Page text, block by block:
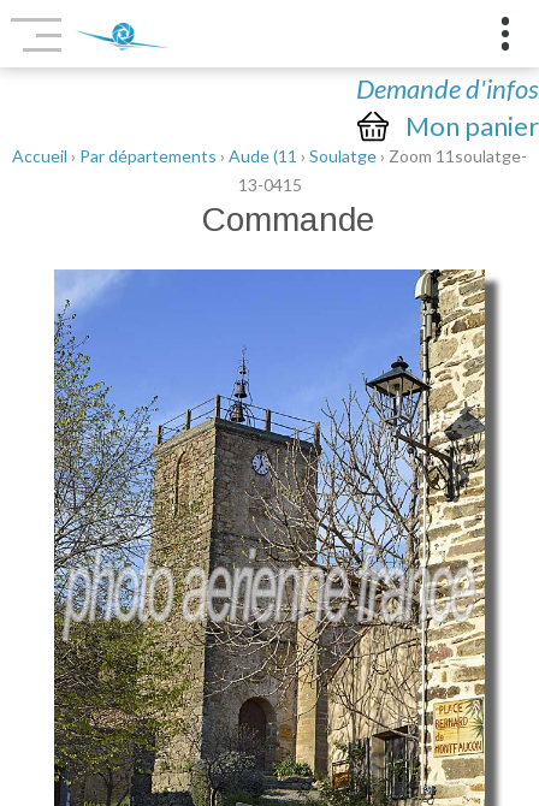
Demande d'infos
Mon panier
Accueil › Par départements › Aude (11 › Soulatge› Zoom 11soulatge-
13-0415
Commande